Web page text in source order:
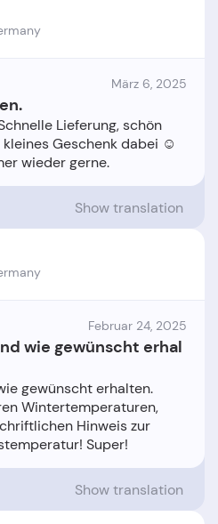
März 6, 2025
Lieferung, schön
Geschenk dabei ☺️
Show translation
Februar 24, 2025
wie gewünscht erhal
gewünscht erhalten.
Wintertemperaturen,
Hinweis zur
Show translation